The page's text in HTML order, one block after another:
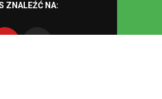
ZNALEŹĆ NA: